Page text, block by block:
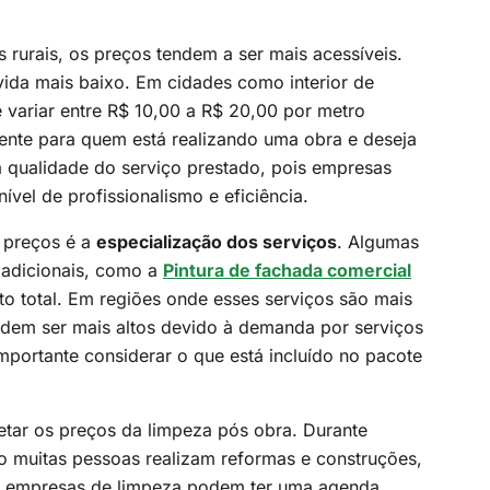
os preços tendem a ser mais acessíveis.
mais baixo. Em cidades como interior de
entre R$ 10,00 a R$ 20,00 por metro
para quem está realizando uma obra e deseja
do serviço prestado, pois empresas
de profissionalismo e eficiência.
é a especialização dos serviços. Algumas
como a Pintura de fachada comercial
total. Em regiões onde esses serviços são mais
ser mais altos devido à demanda por serviços
considerar o que está incluído no pacote
os preços da limpeza pós obra. Durante
pessoas realizam reformas e construções,